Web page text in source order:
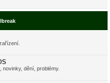
dění, problémy.